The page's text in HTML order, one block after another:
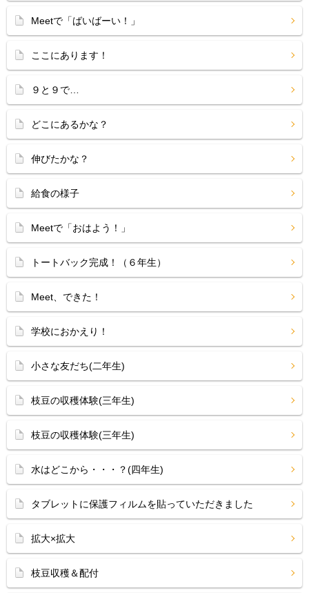
Meetで「ばいばーい！」
ここにあります！
９と９で…
どこにあるかな？
伸びたかな？
給食の様子
Meetで「おはよう！」
トートバック完成！（６年生）
Meet、できた！
学校におかえり！
小さな友だち(二年生)
枝豆の収穫体験(三年生)
枝豆の収穫体験(三年生)
水はどこから・・・？(四年生)
タブレットに保護フィルムを貼っていただきました
拡大×拡大
枝豆収穫＆配付